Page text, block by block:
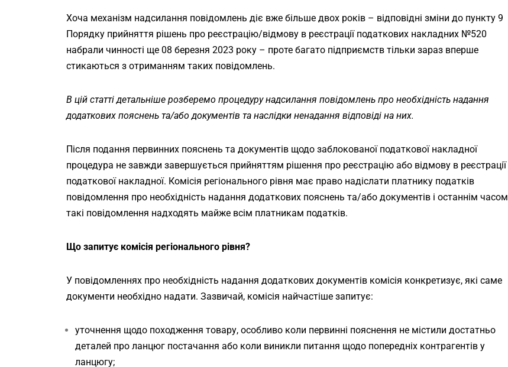
Хоча механізм надсилання повідомлень діє вже більше двох років – відповідні зміни до пункту 9
Порядку прийняття рішень про реєстрацію/відмову в реєстрації податкових накладних №520
набрали чинності ще 08 березня 2023 року – проте багато підприємств тільки зараз вперше
стикаються з отриманням таких повідомлень.
В цій статті детальніше розберемо процедуру надсилання повідомлень про необхідність надання
додаткових пояснень та/або документів та наслідки ненадання відповіді на них.
Після подання первинних пояснень та документів щодо заблокованої податкової накладної
процедура не завжди завершується прийняттям рішення про реєстрацію або відмову в реєстрації
податкової накладної. Комісія регіонального рівня має право надіслати платнику податків
повідомлення про необхідність надання додаткових пояснень та/або документів і останнім часом
такі повідомлення надходять майже всім платникам податків.
Що запитує комісія регіонального рівня?
У повідомленнях про необхідність надання додаткових документів комісія конкретизує, які саме
документи необхідно надати. Зазвичай, комісія найчастіше запитує:
уточнення щодо походження товару, особливо коли первинні пояснення не містили достатньо
деталей про ланцюг постачання або коли виникли питання щодо попередніх контрагентів у
ланцюгу;